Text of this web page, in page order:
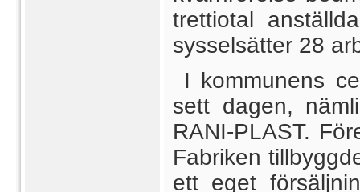
trettiotal
sysselsätter 28
I kommunens
sett dagen,
RANI-PLAST.
Fabriken
ett eget